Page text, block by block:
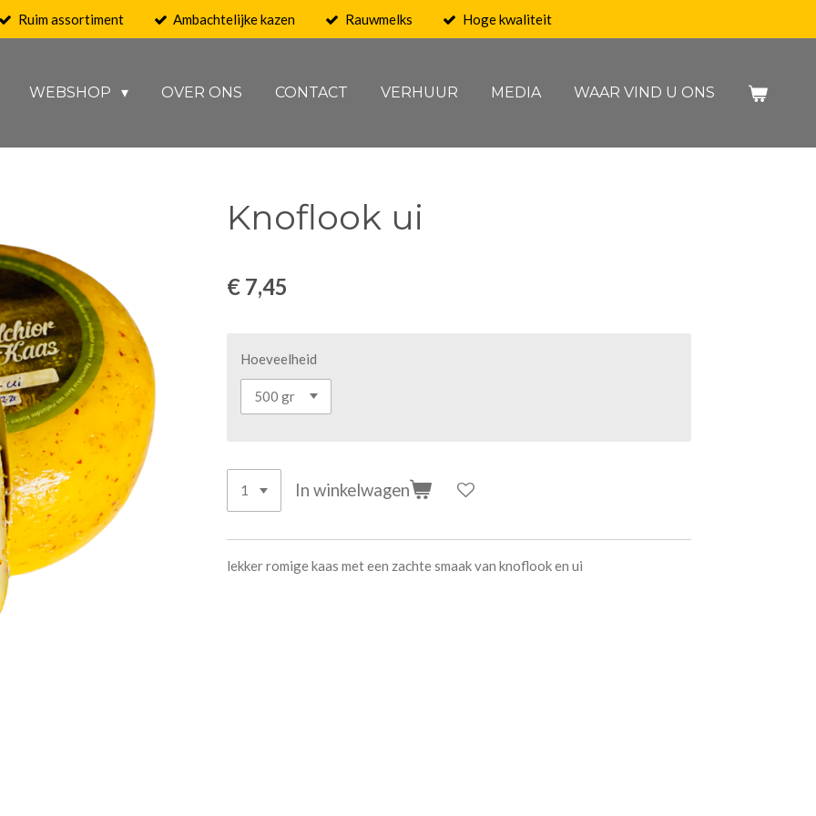
Ruim assortiment Ambachtelijke kazen Rauwmelks Hoge kwaliteit
WEBSHOP OVER ONS CONTACT VERHUUR MEDIA WAAR VIND U ONS
Knoflook ui
€ 7,45
Hoeveelheid
In winkelwagen
lekker romige kaas met een zachte smaak van knoflook en ui